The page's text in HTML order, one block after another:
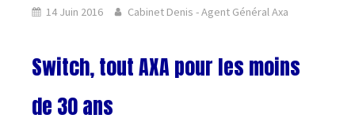
14 Juin 2016 Cabinet Denis - Agent Général Axa
Switch, tout AXA pour les moins
de 30 ans